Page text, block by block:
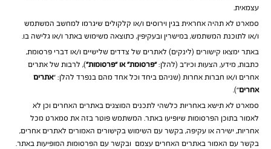
עצמאית.
סמארט לא תהיה אחראית בגין וירוסים ו/או קלקולים שיגרמו למחשב המשתמש
ו/או לתוכנת המשתמש, במישרין ובעקיפין, כתוצאה משימוש באתר ו/או גלישה בו.
באתר ימצאו קישורים (לינקים) לאתרים של צדדים שלישיים ו/או דברי פרסומת,
כתבות, מידע, הצעות וכיו”ב (להלן:“פרסומת” או “פרסומות”), לרבות של אתרים
אחרים ו/או חברות אחרות (שניהם ביחד וכל אחד מהם בנפרד להלן: “אתרים
אחרים“).
סמארט לא תישא באחריות כלשהי לתכנים המוצגים באתרים האחרים וכן לא
לאמור בתוכן הפרסומות שיופיעו באתר. המשתמש פוטר בזה את סמארט מכל
אחריות, ישירה או עקיפה, בקשר עם השימוש בקישורים האמורים לאתרים אחרים,
בקשר עם האמור באתרים האחרים עצמם ובקשר עם הפרסומות המופיעות באתר.